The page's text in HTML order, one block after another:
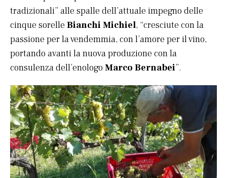
tradizionali” alle spalle dell’attuale impegno delle
cinque sorelle Bianchi Michiel, “cresciute con la
passione per la vendemmia, con l’amore per il vino,
portando avanti la nuova produzione con la
consulenza dell’enologo Marco Bernabei”.